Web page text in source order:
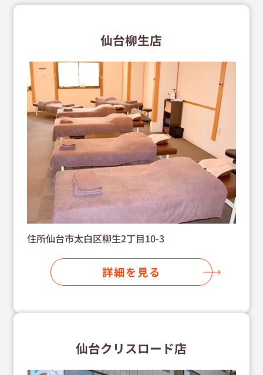
仙台柳生店
住所仙台市太白区柳生2丁目10-3
詳細を見る
仙台クリスロード店